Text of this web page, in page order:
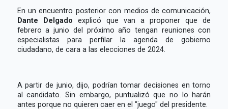
En un encuentro posterior con medios de comunicación,
Dante Delgado explicó que van a proponer que de
febrero a junio del próximo año tengan reuniones con
especialistas para perfilar la agenda de gobierno
ciudadano, de cara a las elecciones de 2024.
A partir de junio, dijo, podrían tomar decisiones en torno
al candidato. Sin embargo, puntualizó que no lo harán
antes porque no quieren caer en el "juego" del presidente.